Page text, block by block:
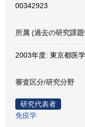
00342923
所属 (過去の研究課
2003年度: 東京都医
審査区分/研究分野
研究代表者
免疫学